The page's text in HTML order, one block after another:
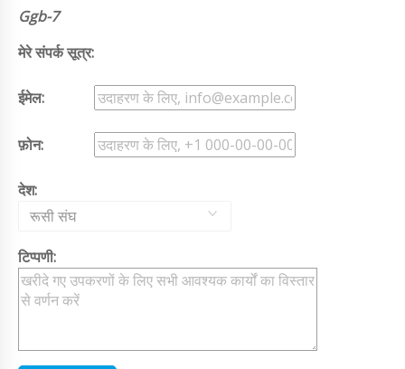
Ggb-7
मेरे संपर्क सूत्र:
ईमेल:
फ़ोन:
देश:
रूसी संघ
टिप्पणी: